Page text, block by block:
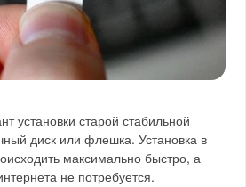
установки старой стабильной
диск или флешка. Установка в
максимально быстро, а
не потребуется.